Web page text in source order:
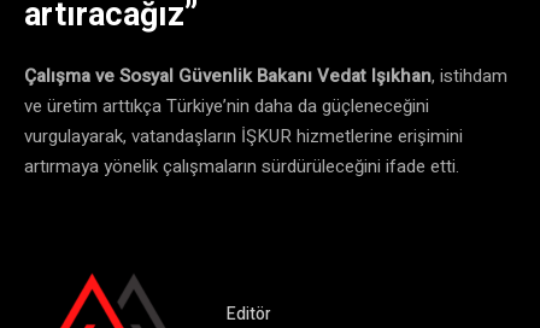
artıracağız”
Çalışma ve Sosyal Güvenlik Bakanı Vedat Işıkhan, istihdam
ve üretim arttıkça Türkiye’nin daha da güçleneceğini
vurgulayarak, vatandaşların İŞKUR hizmetlerine erişimini
artırmaya yönelik çalışmaların sürdürüleceğini ifade etti.
Editör